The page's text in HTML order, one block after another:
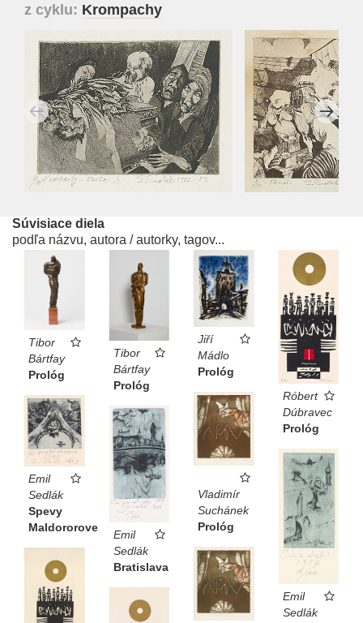
z cyklu: Krompachy
Súvisiace diela
podľa názvu, autora / autorky, tagov...
Tibor
Bártfay
Prológ
Tibor
Bártfay
Prológ
Jiří
Mádlo
Prológ
Róbert
Dúbravec
Prológ
Vladimír
Suchánek
Prológ
Emil
Sedlák
Spevy
Maldororove
Emil
Sedlák
Bratislava
Emil
Sedlák